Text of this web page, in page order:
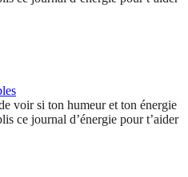
voir si ton humeur et ton énergie
ce journal d’énergie pour t’aider